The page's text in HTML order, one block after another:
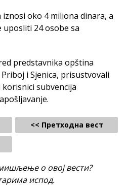
oko 4 miliona dinara, a
uposliti 24 osobe sa
predstavnika opština
i Sjenica, prisustvovali
subvencija
<< Претходна вест
о овој вести?
испод.